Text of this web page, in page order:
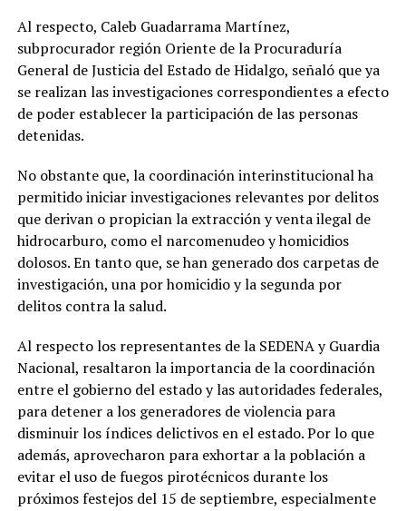
Al respecto, Caleb Guadarrama Martínez,
subprocurador región Oriente de la Procuraduría
General de Justicia del Estado de Hidalgo, señaló que ya
se realizan las investigaciones correspondientes a efecto
de poder establecer la participación de las personas
detenidas.
No obstante que, la coordinación interinstitucional ha
permitido iniciar investigaciones relevantes por delitos
que derivan o propician la extracción y venta ilegal de
hidrocarburo, como el narcomenudeo y homicidios
dolosos. En tanto que, se han generado dos carpetas de
investigación, una por homicidio y la segunda por
delitos contra la salud.
Al respecto los representantes de la SEDENA y Guardia
Nacional, resaltaron la importancia de la coordinación
entre el gobierno del estado y las autoridades federales,
para detener a los generadores de violencia para
disminuir los índices delictivos en el estado. Por lo que
además, aprovecharon para exhortar a la población a
evitar el uso de fuegos pirotécnicos durante los
próximos festejos del 15 de septiembre, especialmente